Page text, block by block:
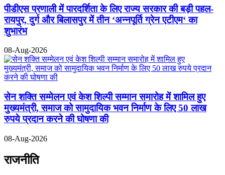
पीडीएस प्रणाली में पारदर्शिता के लिए राज्य सरकार की बड़ी पहल-
रायपुर, दुर्ग और बिलासपुर में तीन ‘अन्नपूर्ति ग्रेन एटीएम‘ का
शुभारंभ
08-Aug-2026
सेन शक्ति सम्मेलन एवं केश शिल्पी सम्मान समारोह में शामिल हुए
मुख्यमंत्री, समाज को सामुदायिक भवन निर्माण के लिए 50 लाख
रुपये प्रदान करने की घोषणा की
08-Aug-2026
राजनीति